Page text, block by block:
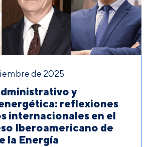
de 2025
y
reflexiones
internacionales en el
Iberoamericano de
la Energía